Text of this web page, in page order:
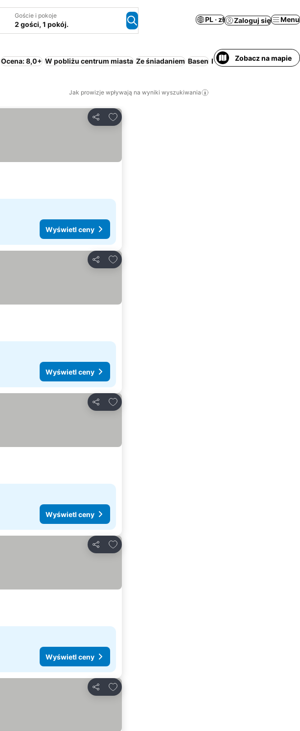
Goście i pokoje
2 gości, 1 pokój.
PL · zł Zaloguj się Menu
Ocena: 8,0+ W pobliżu centrum miasta Ze śniadaniem Basen Parking Plaża Aparthotel
Zobacz na mapie
Jak prowizje wpływają na wyniki wyszukiwania
Udostępnij
Dodaj do ulubionych
Wyświetl ceny
Udostępnij
Dodaj do ulubionych
Wyświetl ceny
Udostępnij
Dodaj do ulubionych
Wyświetl ceny
Udostępnij
Dodaj do ulubionych
Wyświetl ceny
Udostępnij
Dodaj do ulubionych